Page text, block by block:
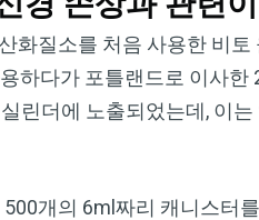
화질소를 처음 사용한 비
하다가 포틀랜드로 이사
린더에 노출되었는데, 이
개의 6ml짜리 캐니스터